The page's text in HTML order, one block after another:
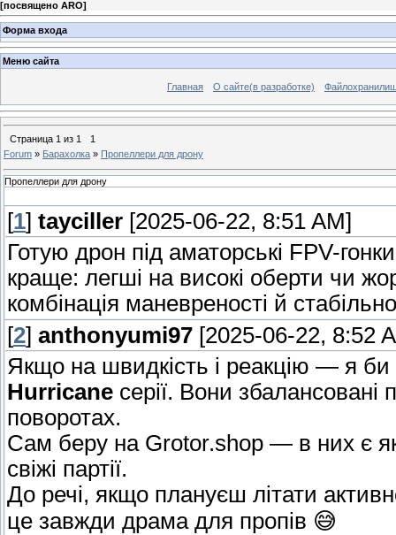
[посвящено ARO]
Форма входа
Меню сайта
Главная О сайте(в разработке)
Страница 1 из 1
1
Forum » Барахолка » Пропеллери для дрону
Пропеллери для дрону
[1] tayciller [2025-06-22, 8:51 AM]
Готую дрон під аматорські FPV-
краще: легші на високі оберти чи
комбінація маневреності й
[2] anthonyumi97 [2025-06-22, 8:52
Якщо на швидкість і реакцію — я
Hurricane серії. Вони збалансовані
поворотах.
Сам беру на Grotor.shop — в них є як
свіжі партії.
До речі, якщо плануєш літати
це завжди драма для пропів 😅